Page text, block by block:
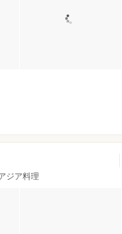
ジア料理